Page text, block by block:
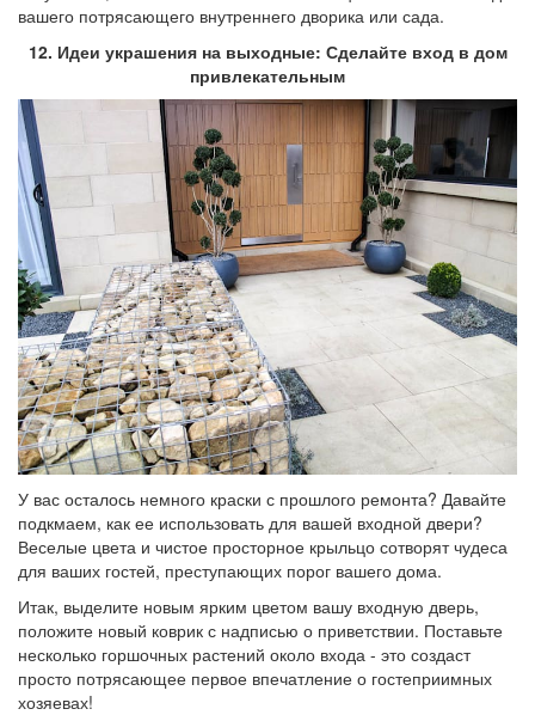
вашего потрясающего внутреннего дворика или сада.
12. Идеи украшения на выходные: Сделайте вход в дом
привлекательным
У вас осталось немного краски с прошлого ремонта? Давайте
подкмаем, как ее использовать для вашей входной двери?
Веселые цвета и чистое просторное крыльцо сотворят чудеса
для ваших гостей, преступающих порог вашего дома.
Итак, выделите новым ярким цветом вашу входную дверь,
положите новый коврик с надписью о приветствии. Поставьте
несколько горшочных растений около входа - это создаст
просто потрясающее первое впечатление о гостеприимных
хозяевах!